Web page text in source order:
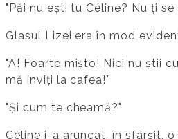
"Păi nu ești tu Céline? Nu ți se
Glasul Lizei era în mod
"A! Foarte mișto! Nici nu știi
mă inviți la cafea!"
"Și cum te cheamă?"
Céline i-a aruncat, în sfârșit,